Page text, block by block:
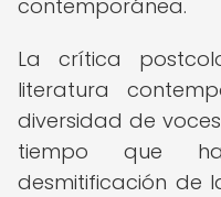
contemporánea.
La crítica
literatura
diversidad de
tiempo que
desmitificación de